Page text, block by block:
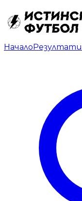
НачалоРезултати